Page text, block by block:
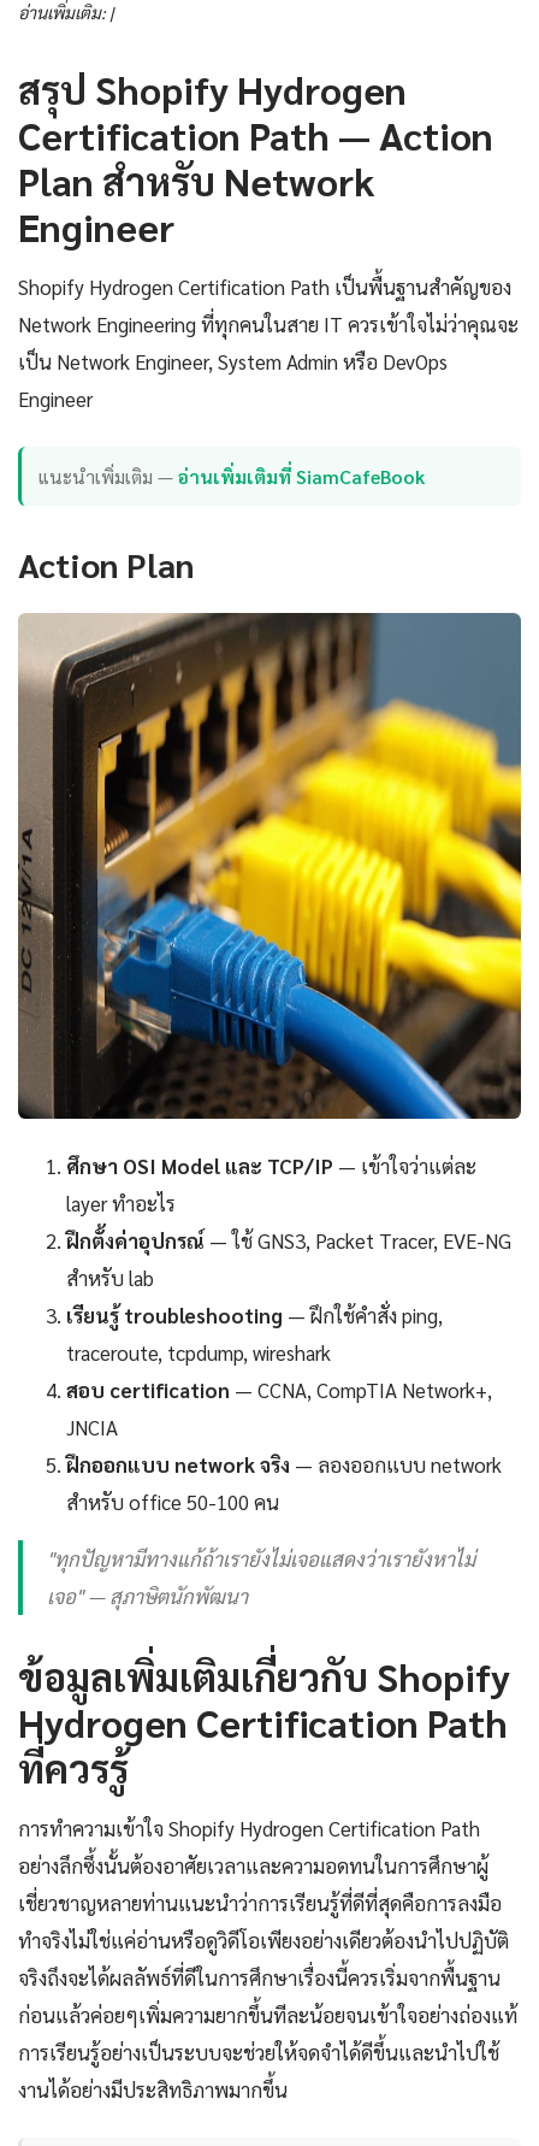
อ่านเพิ่มเติม: |
สรุป Shopify Hydrogen
Certification Path — Action
Plan สำหรับ Network
Engineer
Shopify Hydrogen Certification Path เป็นพื้นฐานสำคัญของ
Network Engineering ที่ทุกคนในสาย IT ควรเข้าใจไม่ว่าคุณจะ
เป็น Network Engineer, System Admin หรือ DevOps
Engineer
แนะนำเพิ่มเติม —อ่านเพิ่มเติมที่ SiamCafeBook
Action Plan
ศึกษา OSI Model และ TCP/IP — เข้าใจว่าแต่ละ
layer ทำอะไร
ฝึกตั้งค่าอุปกรณ์ — ใช้ GNS3, Packet Tracer, EVE-NG
สำหรับ lab
เรียนรู้ troubleshooting — ฝึกใช้คำสั่ง ping,
traceroute, tcpdump, wireshark
สอบ certification — CCNA, CompTIA Network+,
JNCIA
ฝึกออกแบบ network จริง — ลองออกแบบ network
สำหรับ office 50-100 คน
"ทุกปัญหามีทางแก้ถ้าเรายังไม่เจอแสดงว่าเรายังหาไม่
เจอ" — สุภาษิตนักพัฒนา
ข้อมูลเพิ่มเติมเกี่ยวกับ Shopify
Hydrogen Certification Path
ที่ควรรู้
การทำความเข้าใจ Shopify Hydrogen Certification Path
อย่างลึกซึ้งนั้นต้องอาศัยเวลาและความอดทนในการศึกษาผู้
เชี่ยวชาญหลายท่านแนะนำว่าการเรียนรู้ที่ดีที่สุดคือการลงมือ
ทำจริงไม่ใช่แค่อ่านหรือดูวิดีโอเพียงอย่างเดียวต้องนำไปปฏิบัติ
จริงถึงจะได้ผลลัพธ์ที่ดีในการศึกษาเรื่องนี้ควรเริ่มจากพื้นฐาน
ก่อนแล้วค่อยๆเพิ่มความยากขึ้นทีละน้อยจนเข้าใจอย่างถ่องแท้
การเรียนรู้อย่างเป็นระบบจะช่วยให้จดจำได้ดีขึ้นและนำไปใช้
งานได้อย่างมีประสิทธิภาพมากขึ้น